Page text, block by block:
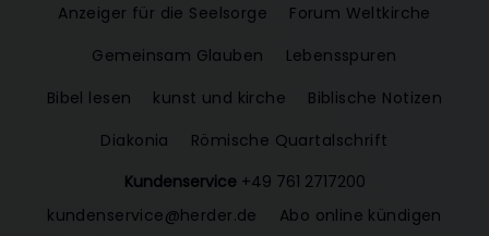
Anzeiger für die Seelsorge
Forum Weltkirche
Gemeinsam Glauben
Lebensspuren
Bibel lesen
kunst und kirche
Biblische Notizen
Diakonia
Römische Quartalschrift
Kundenservice +49 761 2717200
kundenservice@herder.de
Abo online kündigen